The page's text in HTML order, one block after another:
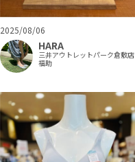
2025/08/06
HARA
三井アウトレットパーク倉敷店
福助